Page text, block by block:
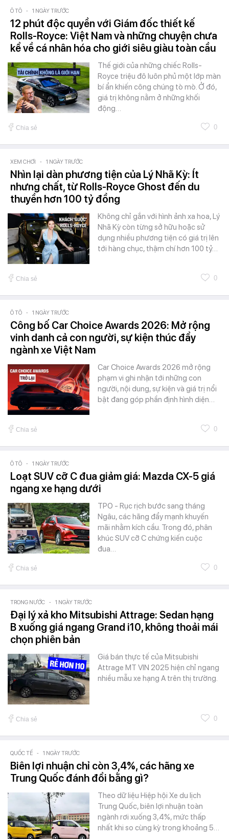
Ô TÔ - 1 NGÀY TRƯỚC
12 phút độc quyền với Giám đốc thiết kế
Rolls-Royce: Việt Nam và những chuyện chưa
kể về cá nhân hóa cho giới siêu giàu toàn cầu
Thế giới của những chiếc Rolls-
Royce triệu đô luôn phủ một lớp màn
bí ẩn khiến công chúng tò mò. Ở đó,
giá trị không nằm ở những khối
động…
Chia sẻ 0
XEM CHƠI - 1 NGÀY TRƯỚC
Nhìn lại dàn phương tiện của Lý Nhã Kỳ: Ít
nhưng chất, từ Rolls-Royce Ghost đến du
thuyền hơn 100 tỷ đồng
Không chỉ gắn với hình ảnh xa hoa, Lý
Nhã Kỳ còn từng sở hữu hoặc sử
dụng nhiều phương tiện có giá trị lên
tới hàng chục, thậm chí hơn 100 tỷ…
Chia sẻ 0
Ô TÔ - 1 NGÀY TRƯỚC
Công bố Car Choice Awards 2026: Mở rộng
vinh danh cả con người, sự kiện thúc đẩy
ngành xe Việt Nam
Car Choice Awards 2026 mở rộng
phạm vi ghi nhận tới những con
người, nội dung, sự kiện và giá trị nổi
bật đang góp phần định hình diện…
Chia sẻ 0
Ô TÔ - 1 NGÀY TRƯỚC
Loạt SUV cỡ C đua giảm giá: Mazda CX-5 giá
ngang xe hạng dưới
TPO - Rục rịch bước sang tháng
Ngâu, các hãng đẩy mạnh khuyến
mãi nhằm kích cầu. Trong đó, phân
khúc SUV cỡ C chứng kiến cuộc
đua…
Chia sẻ 0
TRONG NƯỚC - 1 NGÀY TRƯỚC
Đại lý xả kho Mitsubishi Attrage: Sedan hạng
B xuống giá ngang Grand i10, không thoải mái
chọn phiên bản
Giá bán thực tế của Mitsubishi
Attrage MT VIN 2025 hiện chỉ ngang
nhiều mẫu xe hạng A trên thị trường.
Chia sẻ 0
QUỐC TẾ - 1 NGÀY TRƯỚC
Biên lợi nhuận chỉ còn 3,4%, các hãng xe
Trung Quốc đánh đổi bằng gì?
Theo dữ liệu Hiệp hội Xe du lịch
Trung Quốc, biên lợi nhuận toàn
ngành rơi xuống 3,4%, mức thấp
nhất khi so cùng kỳ trong khoảng 5…